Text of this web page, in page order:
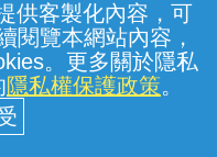
供客製化內容，可
閱覽本網站內容，
。更多關於隱私
隱私權保護政策。
務條款 隱私權保護
人家庭分公司
© 2026